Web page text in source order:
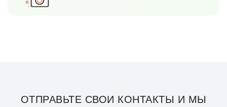
ОТПРАВЬТЕ СВОИ КОНТАКТЫ И МЫ